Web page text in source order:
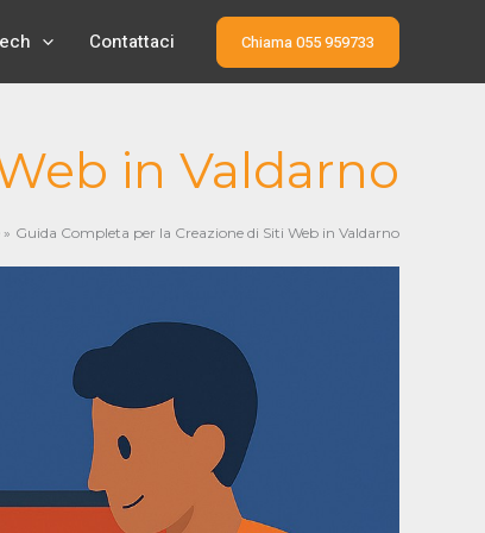
Contattaci Chiama 055 959733
in Valdarno
Guida Completa per la Creazione di Siti Web in Valdarno